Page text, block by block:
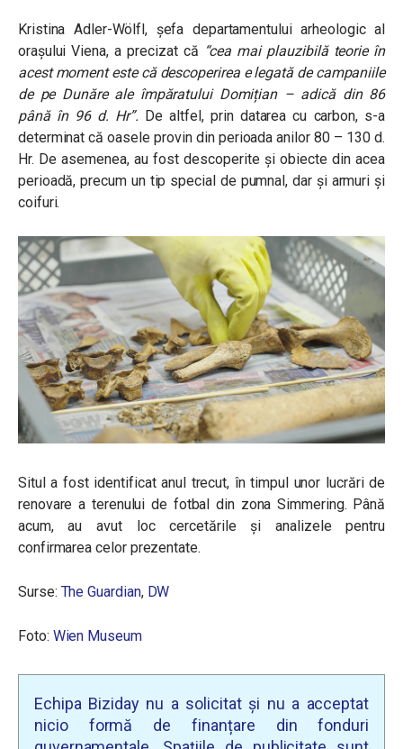
Kristina Adler-Wölfl, șefa departamentului arheologic al
orașului Viena, a precizat că “cea mai plauzibilă teorie în
acest moment este că descoperirea e legată de campaniile
de pe Dunăre ale împăratului Domițian – adică din 86
până în 96 d. Hr”. De altfel, prin datarea cu carbon, s-a
determinat că oasele provin din perioada anilor 80 – 130 d.
Hr. De asemenea, au fost descoperite și obiecte din acea
perioadă, precum un tip special de pumnal, dar și armuri și
coifuri.
Situl a fost identificat anul trecut, în timpul unor lucrări de
renovare a terenului de fotbal din zona Simmering. Până
acum, au avut loc cercetările și analizele pentru
confirmarea celor prezentate.
Surse: The Guardian, DW
Foto: Wien Museum
Echipa Biziday nu a solicitat și nu a acceptat
nicio formă de finanțare din fonduri